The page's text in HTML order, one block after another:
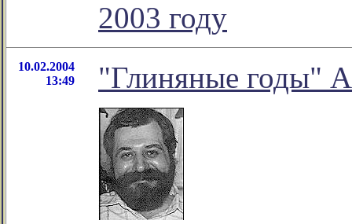
2003 году
10.02.2004
13:49
"Глиняные годы"